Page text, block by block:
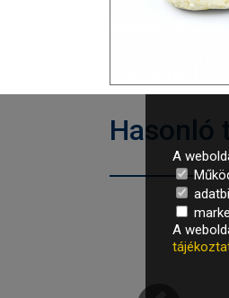
Hasonló
A
A